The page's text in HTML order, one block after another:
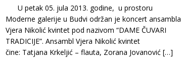
U petak 05. jula 2013. godine, u prostoru
Moderne galerije u Budvi održan je koncert ansambla
Vjera Nikolić kvintet pod nazivom “DAME ČUVARI
TRADICIJE”. Ansambl Vjera Nikolić kvintet
čine: Tatjana Krkeljić – flauta, Zorana Jovanović […]